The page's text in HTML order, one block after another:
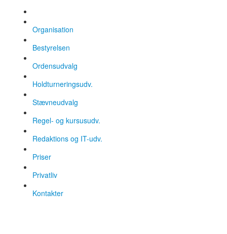
Organisation
Bestyrelsen
Ordensudvalg
Holdturneringsudv.
Stævneudvalg
Regel- og kursusudv.
Redaktions og IT-udv.
Priser
Privatliv
Kontakter